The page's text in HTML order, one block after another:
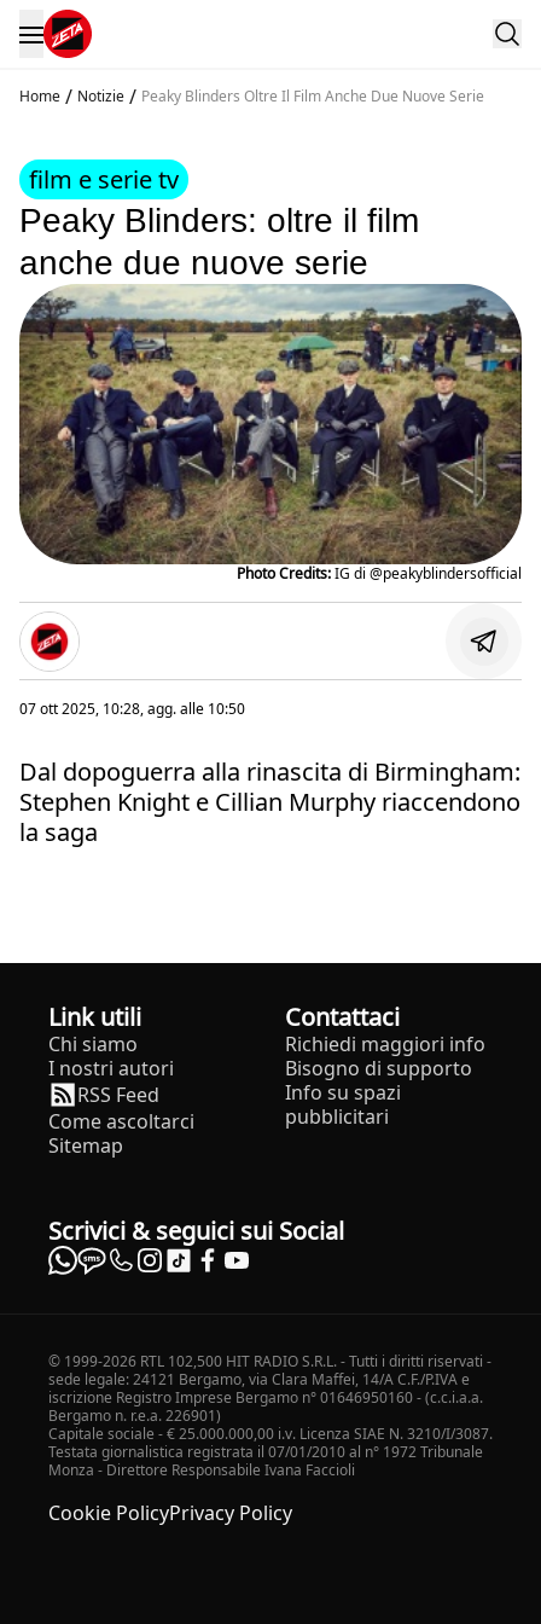
Home / Notizie / Peaky Blinders Oltre Il Film Anche Due Nuove Serie
film e serie tv
Peaky Blinders: oltre il film
anche due nuove serie
Photo Credits:IG di @peakyblindersofficial
07 ott 2025, 10:28, agg. alle 10:50
Dal dopoguerra alla rinascita di Birmingham:
Stephen Knight e Cillian Murphy riaccendono
la saga
Link utili
Chi siamo
I nostri autori
RSS Feed
Come ascoltarci
Sitemap
Contattaci
Richiedi maggiori info
Bisogno di supporto
Info su spazi
pubblicitari
Scrivici & seguici sui Social
© 1999-2026 RTL 102,500 HIT RADIO S.R.L. - Tutti i diritti riservati -
sede legale: 24121 Bergamo, via Clara Maffei, 14/A C.F./P.IVA e
iscrizione Registro Imprese Bergamo n° 01646950160 - (c.c.i.a.a.
Bergamo n. r.e.a. 226901)
Capitale sociale - € 25.000.000,00 i.v. Licenza SIAE N. 3210/I/3087.
Testata giornalistica registrata il 07/01/2010 al n° 1972 Tribunale
Monza - Direttore Responsabile Ivana Faccioli
Cookie PolicyPrivacy Policy